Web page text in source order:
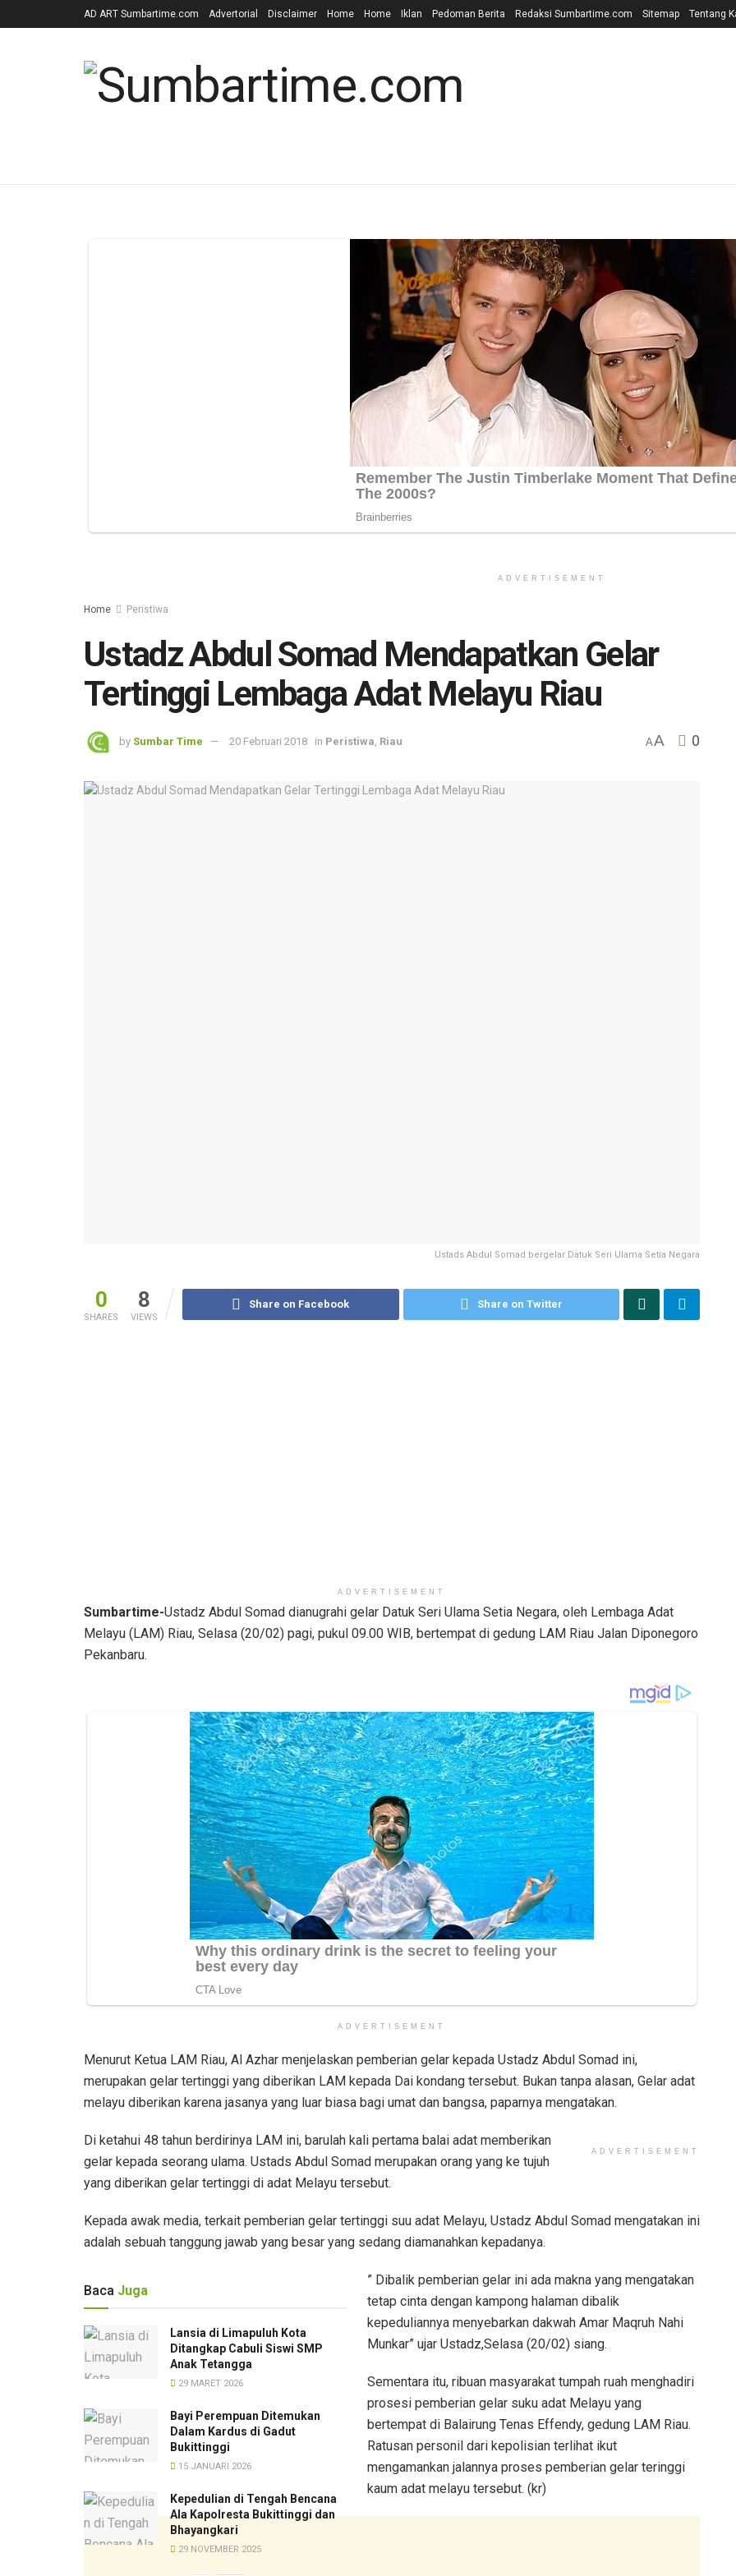
AD ART Sumbartime.com Advertorial Disclaimer Home Home Iklan Pedoman Berita Redaksi Sumbartime.com Sitemap Tentang
ADVERTISEMENT
Home Peristiwa
Ustadz Abdul Somad Mendapatkan Gelar
Tertinggi Lembaga Adat Melayu Riau
by Sumbar Time 20 Februari 2018 in Peristiwa Riau AA 0
Ustads Abdul Somad bergelar Datuk Seri Ulama Setia Negara
0
SHARES
8
VIEWS
Share on Facebook Share on Twitter
ADVERTISEMENT
Sumbartime-Ustadz Abdul Somad dianugrahi gelar Datuk Seri Ulama Setia Negara, oleh Lembaga Adat
Melayu (LAM) Riau, Selasa (20/02) pagi, pukul 09.00 WIB, bertempat di gedung LAM Riau Jalan Diponegoro
Pekanbaru.
ADVERTISEMENT
Menurut Ketua LAM Riau, Al Azhar menjelaskan pemberian gelar kepada Ustadz Abdul Somad ini,
merupakan gelar tertinggi yang diberikan LAM kepada Dai kondang tersebut. Bukan tanpa alasan, Gelar adat
melayu diberikan karena jasanya yang luar biasa bagi umat dan bangsa, paparnya mengatakan.
ADVERTISEMENT
Di ketahui 48 tahun berdirinya LAM ini, barulah kali pertama balai adat memberikan
gelar kepada seorang ulama. Ustads Abdul Somad merupakan orang yang ke tujuh
yang diberikan gelar tertinggi di adat Melayu tersebut.
Kepada awak media, terkait pemberian gelar tertinggi suu adat Melayu, Ustadz Abdul Somad mengatakan ini
adalah sebuah tanggung jawab yang besar yang sedang diamanahkan kepadanya.
Baca Juga
Lansia di Limapuluh Kota
Ditangkap Cabuli Siswi SMP
Anak Tetangga
29 MARET 2026
Bayi Perempuan Ditemukan
Dalam Kardus di Gadut
Bukittinggi
15 JANUARI 2026
Kepedulian di Tengah Bencana
Ala Kapolresta Bukittinggi dan
Bhayangkari
29 NOVEMBER 2025
” Dibalik pemberian gelar ini ada makna yang mengatakan
tetap cinta dengan kampong halaman dibalik
kepeduliannya menyebarkan dakwah Amar Maqruh Nahi
Munkar” ujar Ustadz,Selasa (20/02) siang.
Sementara itu, ribuan masyarakat tumpah ruah menghadiri
prosesi pemberian gelar suku adat Melayu yang
bertempat di Balairung Tenas Effendy, gedung LAM Riau.
Ratusan personil dari kepolisian terlihat ikut
mengamankan jalannya proses pemberian gelar teringgi
kaum adat melayu tersebut. (kr)